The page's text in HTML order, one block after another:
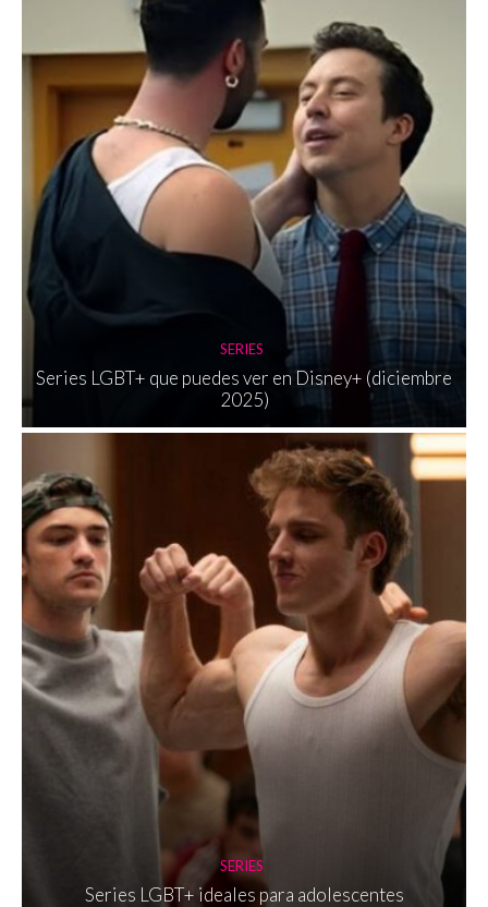
SERIES
Series LGBT+ que puedes ver en Disney+ (diciembre
2025)
SERIES
Series LGBT+ ideales para adolescentes